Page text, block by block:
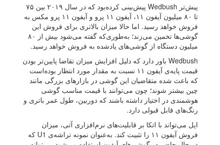
پیش‌تر Wedbush پیش‌بینی کرده‌بود که در سال ۲۰۱۹ بین ۷۵
تا ۸۰ میلیون آیفون ۱۱، آیفون ۱۱ پرو و آیفون ۱۱ پرو مکس به
فروش خواهد رسید. اما حالا میزان بالاتری برای فروش این
گوشی‌ها تخمین می‌زند؛ به‌طوری‌که گفته می‌شود بیش از ۸۰
میلیون دستگاه از گوشی‌های یادشده به فروش خواهد رسید.
Wedbush باور دارد که دلیل افزایش میزان تقاضا پایین‌تر بودن
قیمت پایه‌ی آیفون ۱۱ نسبت به مقدار مورد انتظار بوده‌است
که باعث شده متقاضیان این گوشی در بازارهای بزرگی مانند
چین بیشتر شوند؛ چون می‌توانند با قیمت مناسب گوشی
هوشمندی در اختیار داشته باشند که دوربین، طول عمر باتری و
رنگ‌های قابل قبولی دارد.
اپل می‌تواند با اتکا بر قابلیت‌های نرم‌افزاری آتی، میزان
فروش آیفون ۱۱ را تثبیت کند. به‌عنوان نمونه تراشه‌ی U1 که